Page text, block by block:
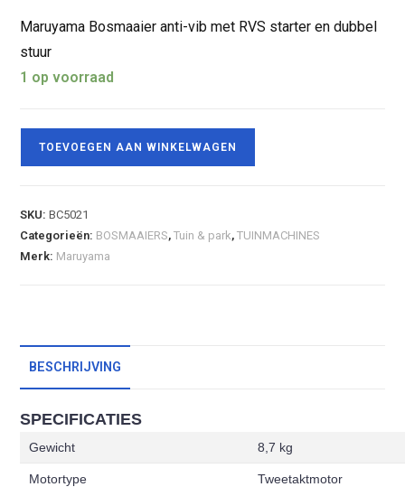
Maruyama Bosmaaier anti-vib met RVS starter en dubbel
stuur
1 op voorraad
TOEVOEGEN AAN WINKELWAGEN
SKU:BC5021
Categorieën: BOSMAAIERS,Tuin & park,TUINMACHINES
Merk: Maruyama
BESCHRIJVING
SPECIFICATIES
Gewicht 8,7 kg
Motortype Tweetaktmotor